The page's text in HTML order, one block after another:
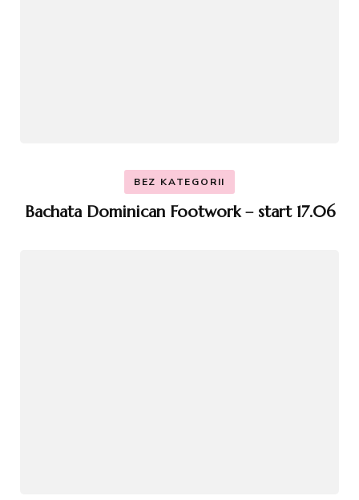
BEZ KATEGORII
Bachata Dominican Footwork – start 17.06